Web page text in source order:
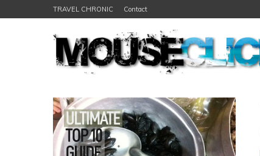
TRAVEL CHRONIC Contact